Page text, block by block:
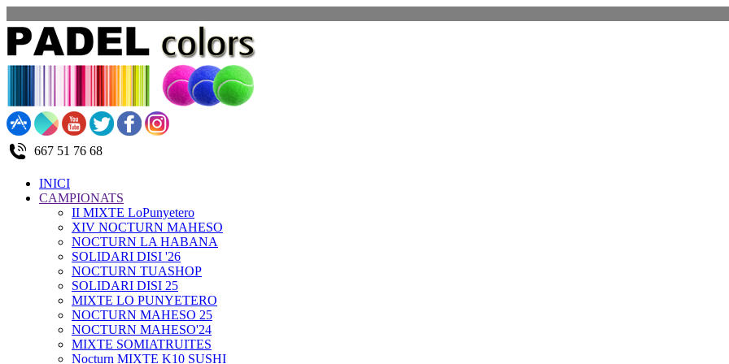
667 51 76 68
INICI
CAMPIONATS
II MIXTE LoPunyetero
XIV NOCTURN MAHESO
NOCTURN LA HABANA
SOLIDARI DISI '26
NOCTURN TUASHOP
SOLIDARI DISI 25
MIXTE LO PUNYETERO
NOCTURN MAHESO 25
NOCTURN MAHESO'24
MIXTE SOMIATRUITES
Nocturn MIXTE K10 SUSHI